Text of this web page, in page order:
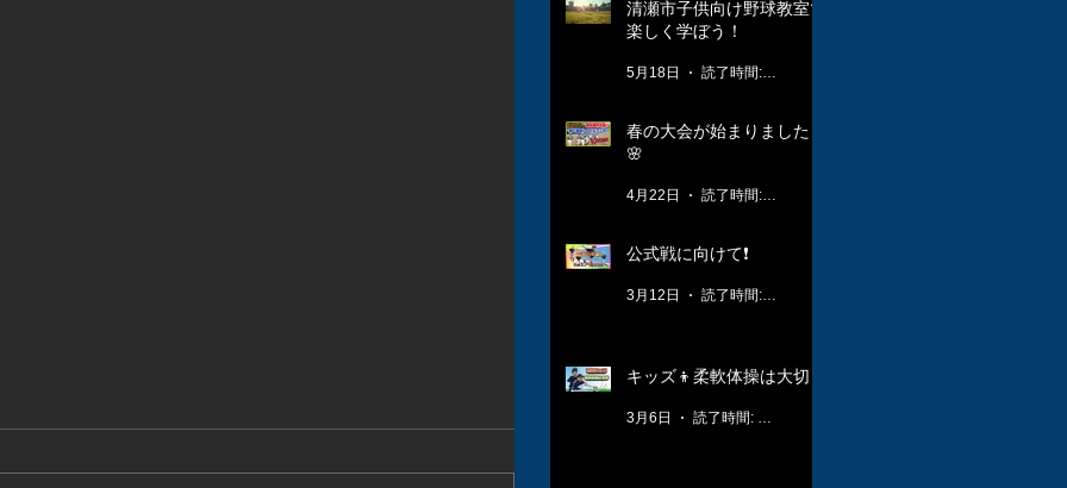
清瀬市子供向け野球教室で
楽しく学ぼう！
5月18日
春の大会が始まりました！
🌸
4月22日
公式戦に向けて❗️
3月12日
キッズ👦柔軟体操は大切🤸
3月6日